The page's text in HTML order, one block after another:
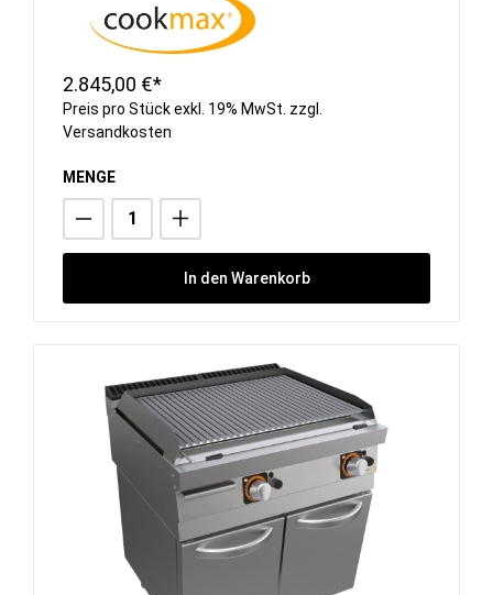
2.845,00 €*
Preis pro Stück exkl. 19% MwSt. zzgl.
Versandkosten
MENGE
In den Warenkorb